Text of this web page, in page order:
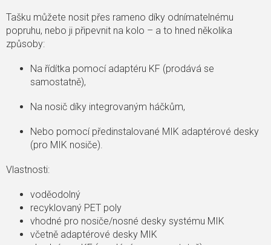
Tašku můžete nosit přes rameno díky odnímatelnému
popruhu, nebo ji připevnit na kolo – a to hned několika
způsoby:
Na řídítka pomocí adaptéru KF (prodává se
samostatně),
Na nosič díky integrovaným háčkům,
Nebo pomocí předinstalované MIK adaptérové desky
(pro MIK nosiče).
Vlastnosti:
voděodolný
recyklovaný PET poly
vhodné pro nosiče/nosné desky systému MIK
včetně adaptérové ​​desky MIK